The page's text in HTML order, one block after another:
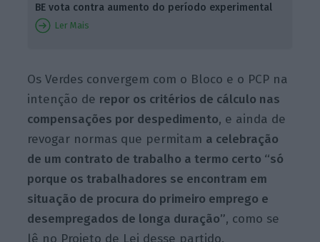
BE vota contra aumento do período experimental
Ler Mais
Os Verdes convergem com o Bloco e o PCP na
intenção de repor os critérios de cálculo nas
compensações por despedimento, e ainda de
revogar normas que permitam a celebração
de um contrato de trabalho a termo certo “só
porque os trabalhadores se encontram em
situação de procura do primeiro emprego e
desempregados de longa duração”, como se
lê no Projeto de Lei desse partido.